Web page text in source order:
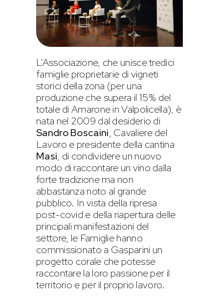
L’Associazione, che unisce tredici
famiglie proprietarie di vigneti
storici della zona (per una
produzione che supera il 15% del
totale di Amarone in Valpolicella), è
nata nel 2009 dal desiderio di
Sandro Boscaini, Cavaliere del
Lavoro e presidente della cantina
Masi, di condividere un nuovo
modo di raccontare un vino dalla
forte tradizione ma non
abbastanza noto al grande
pubblico. In vista della ripresa
post-covid e della riapertura delle
principali manifestazioni del
settore, le Famiglie hanno
commissionato a Gasparini un
progetto corale che potesse
raccontare la loro passione per il
territorio e per il proprio lavoro.